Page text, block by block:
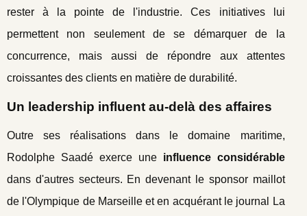
rester à la pointe de l'industrie. Ces initiatives lui
permettent non seulement de se démarquer de la
concurrence, mais aussi de répondre aux attentes
croissantes des clients en matière de durabilité.
Un leadership influent au-delà des affaires
Outre ses réalisations dans le domaine maritime,
Rodolphe Saadé exerce une influence considérable
dans d'autres secteurs. En devenant le sponsor maillot
de l'Olympique de Marseille et en acquérant le journal La